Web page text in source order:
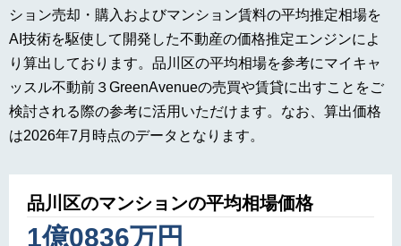
ション売却・購入およびマンション賃料の平均推定相場を
AI技術を駆使して開発した不動産の価格推定エンジンによ
り算出しております。品川区の平均相場を参考にマイキャ
ッスル不動前３GreenAvenueの売買や賃貸に出すことをご
検討される際の参考に活用いただけます。なお、算出価格
は2026年7月時点のデータとなります。
品川区のマンションの平均相場価格
1億0836万円